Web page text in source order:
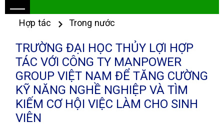
Hợp tác Trong nước
TRƯỜNG ĐẠI HỌC THỦY LỢI HỢP
TÁC VỚI CÔNG TY MANPOWER
GROUP VIỆT NAM ĐỂ TĂNG CƯỜNG
KỸ NĂNG NGHỀ NGHIỆP VÀ TÌM
KIẾM CƠ HỘI VIỆC LÀM CHO SINH
VIÊN